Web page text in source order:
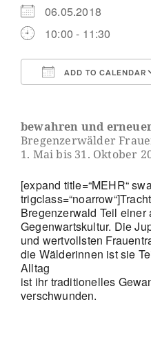
06.05.2018
10:00 - 11:30
ADD TO CALENDAR
bewahren und
Bregenzerwälder
1. Mai bis 31. Oktober
[expand title=“MEHR“
Bregenzerwald Teil einer
Gegenwartskultur. Die
und wertvollsten
die Wälderinnen ist sie
Alltag
ist ihr traditionelles
verschwunden.